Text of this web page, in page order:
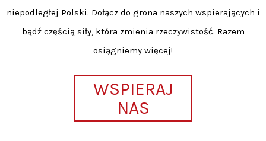
niepodległej Polski. Dołącz do grona naszych wspierających i
bądź częścią siły, która zmienia rzeczywistość. Razem
osiągniemy więcej!
WSPIERAJ
NAS